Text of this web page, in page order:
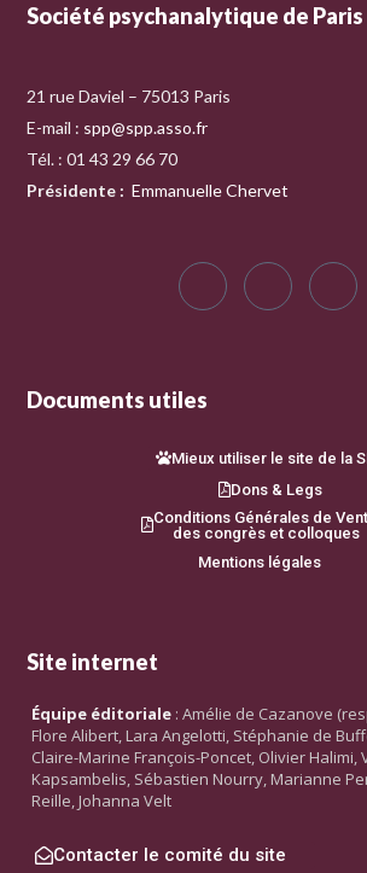
Société psychanalytique de Paris
21 rue Daviel – 75013 Paris
E-mail : spp@spp.asso.fr
Tél. : 01 43 29 66 70
Présidente : Emmanuelle Chervet
Documents utiles
Mieux utiliser le site de la
Dons & Legs
Conditions Générales de
des congrès et colloques
Mentions légales
Site internet
Équipe éditoriale : Amélie de Cazanove
Flore Alibert, Lara Angelotti, Stéphanie de
Claire-Marine François-Poncet, Olivier Halimi,
Kapsambelis, Sébastien Nourry, Marianne
Reille, Johanna Velt
Contacter le comité du site